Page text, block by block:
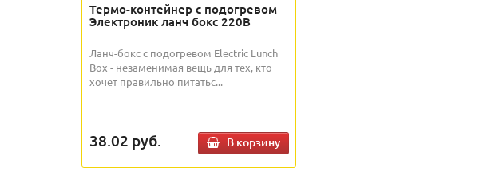
Термо-контейнер с подогревом
Электроник ланч бокс 220В
Ланч-бокс с подогревом Electric Lunch
Box - незаменимая вещь для тех, кто
хочет правильно питатьс...
38.02 руб. В корзину